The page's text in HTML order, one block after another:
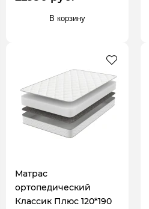
В корзину
Матрас
ортопедический
Классик Плюс 120*190